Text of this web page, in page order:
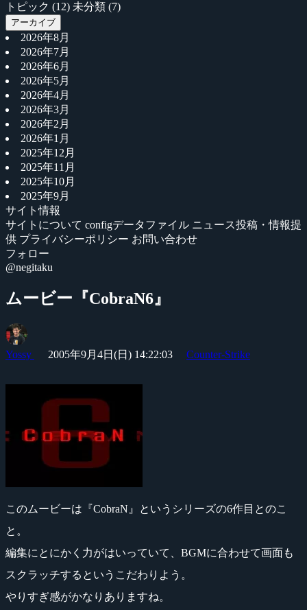
トピック (12) 未分類 (7)
アーカイブ
2026年8月
2026年7月
2026年6月
2026年5月
2026年4月
2026年3月
2026年2月
2026年1月
2025年12月
2025年11月
2025年10月
2025年9月
サイト情報
サイトについて configデータファイル ニュース投稿・情報提
供 プライバシーポリシー お問い合わせ
フォロー
@negitaku
ムービー『CobraN6』
Yossy 2005年9月4日(日) 14:22:03 Counter-Strike
このムービーは『CobraN』というシリーズの6作目とのこ
と。
編集にとにかく力がはいっていて、BGMに合わせて画面も
スクラッチするというこだわりよう。
やりすぎ感がかなりありますね。